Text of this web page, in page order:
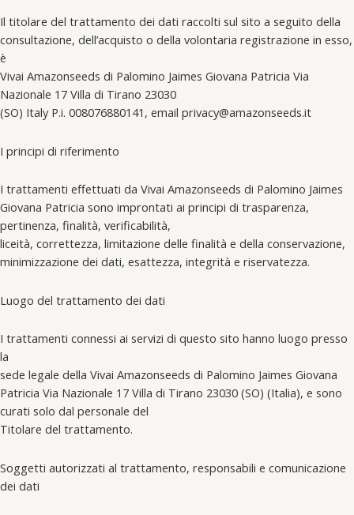
Il titolare del trattamento dei dati raccolti sul sito a seguito della
consultazione, dell’acquisto o della volontaria registrazione in esso,
è
Vivai Amazonseeds di Palomino Jaimes Giovana Patricia Via
Nazionale 17 Villa di Tirano 23030
(SO) Italy P.i. 008076880141, email privacy@amazonseeds.it
I principi di riferimento
I trattamenti effettuati da Vivai Amazonseeds di Palomino Jaimes
Giovana Patricia sono improntati ai principi di trasparenza,
pertinenza, finalità, verificabilità,
liceità, correttezza, limitazione delle finalità e della conservazione,
minimizzazione dei dati, esattezza, integrità e riservatezza.
Luogo del trattamento dei dati
I trattamenti connessi ai servizi di questo sito hanno luogo presso
la
sede legale della Vivai Amazonseeds di Palomino Jaimes Giovana
Patricia Via Nazionale 17 Villa di Tirano 23030 (SO) (Italia), e sono
curati solo dal personale del
Titolare del trattamento.
Soggetti autorizzati al trattamento, responsabili e comunicazione
dei dati